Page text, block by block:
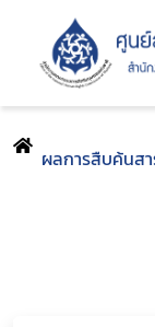
ผลการสืบค้นส